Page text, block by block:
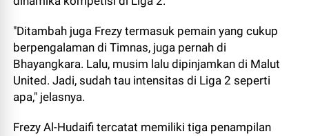
"Ditambah juga Frezy termasuk pemain yang cukup
berpengalaman di Timnas, juga pernah di
Bhayangkara. Lalu, musim lalu dipinjamkan di Malut
United. Jadi, sudah tau intensitas di Liga 2 seperti
apa," jelasnya.
Frezy Al-Hudaifi tercatat memiliki tiga penampilan